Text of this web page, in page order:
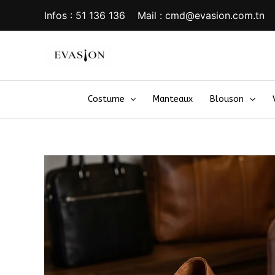
Infos : 51 136 136 Mail : cmd@evasion.com.tn
Costume Manteaux Blouson